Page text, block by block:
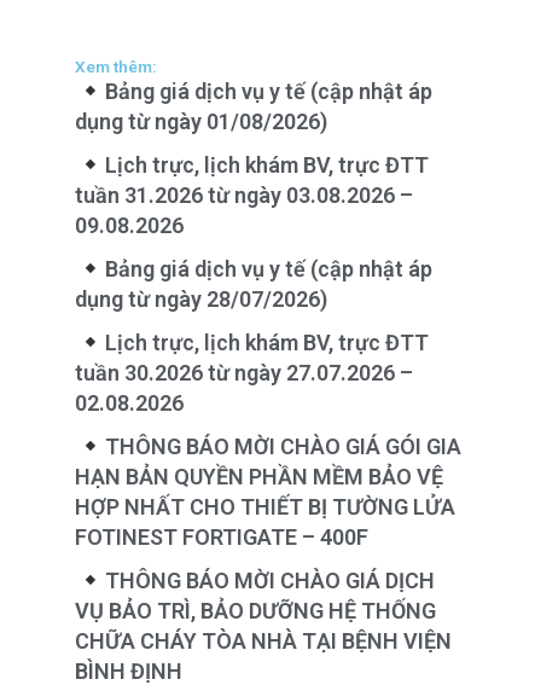
Xem thêm:
Bảng giá dịch vụ y tế (cập nhật áp
dụng từ ngày 01/08/2026)
Lịch trực, lịch khám BV, trực ĐTT
tuần 31.2026 từ ngày 03.08.2026 –
09.08.2026
Bảng giá dịch vụ y tế (cập nhật áp
dụng từ ngày 28/07/2026)
Lịch trực, lịch khám BV, trực ĐTT
tuần 30.2026 từ ngày 27.07.2026 –
02.08.2026
THÔNG BÁO MỜI CHÀO GIÁ GÓI GIA
HẠN BẢN QUYỀN PHẦN MỀM BẢO VỆ
HỢP NHẤT CHO THIẾT BỊ TƯỜNG LỬA
FOTINEST FORTIGATE – 400F
THÔNG BÁO MỜI CHÀO GIÁ DỊCH
VỤ BẢO TRÌ, BẢO DƯỠNG HỆ THỐNG
CHỮA CHÁY TÒA NHÀ TẠI BỆNH VIỆN
BÌNH ĐỊNH